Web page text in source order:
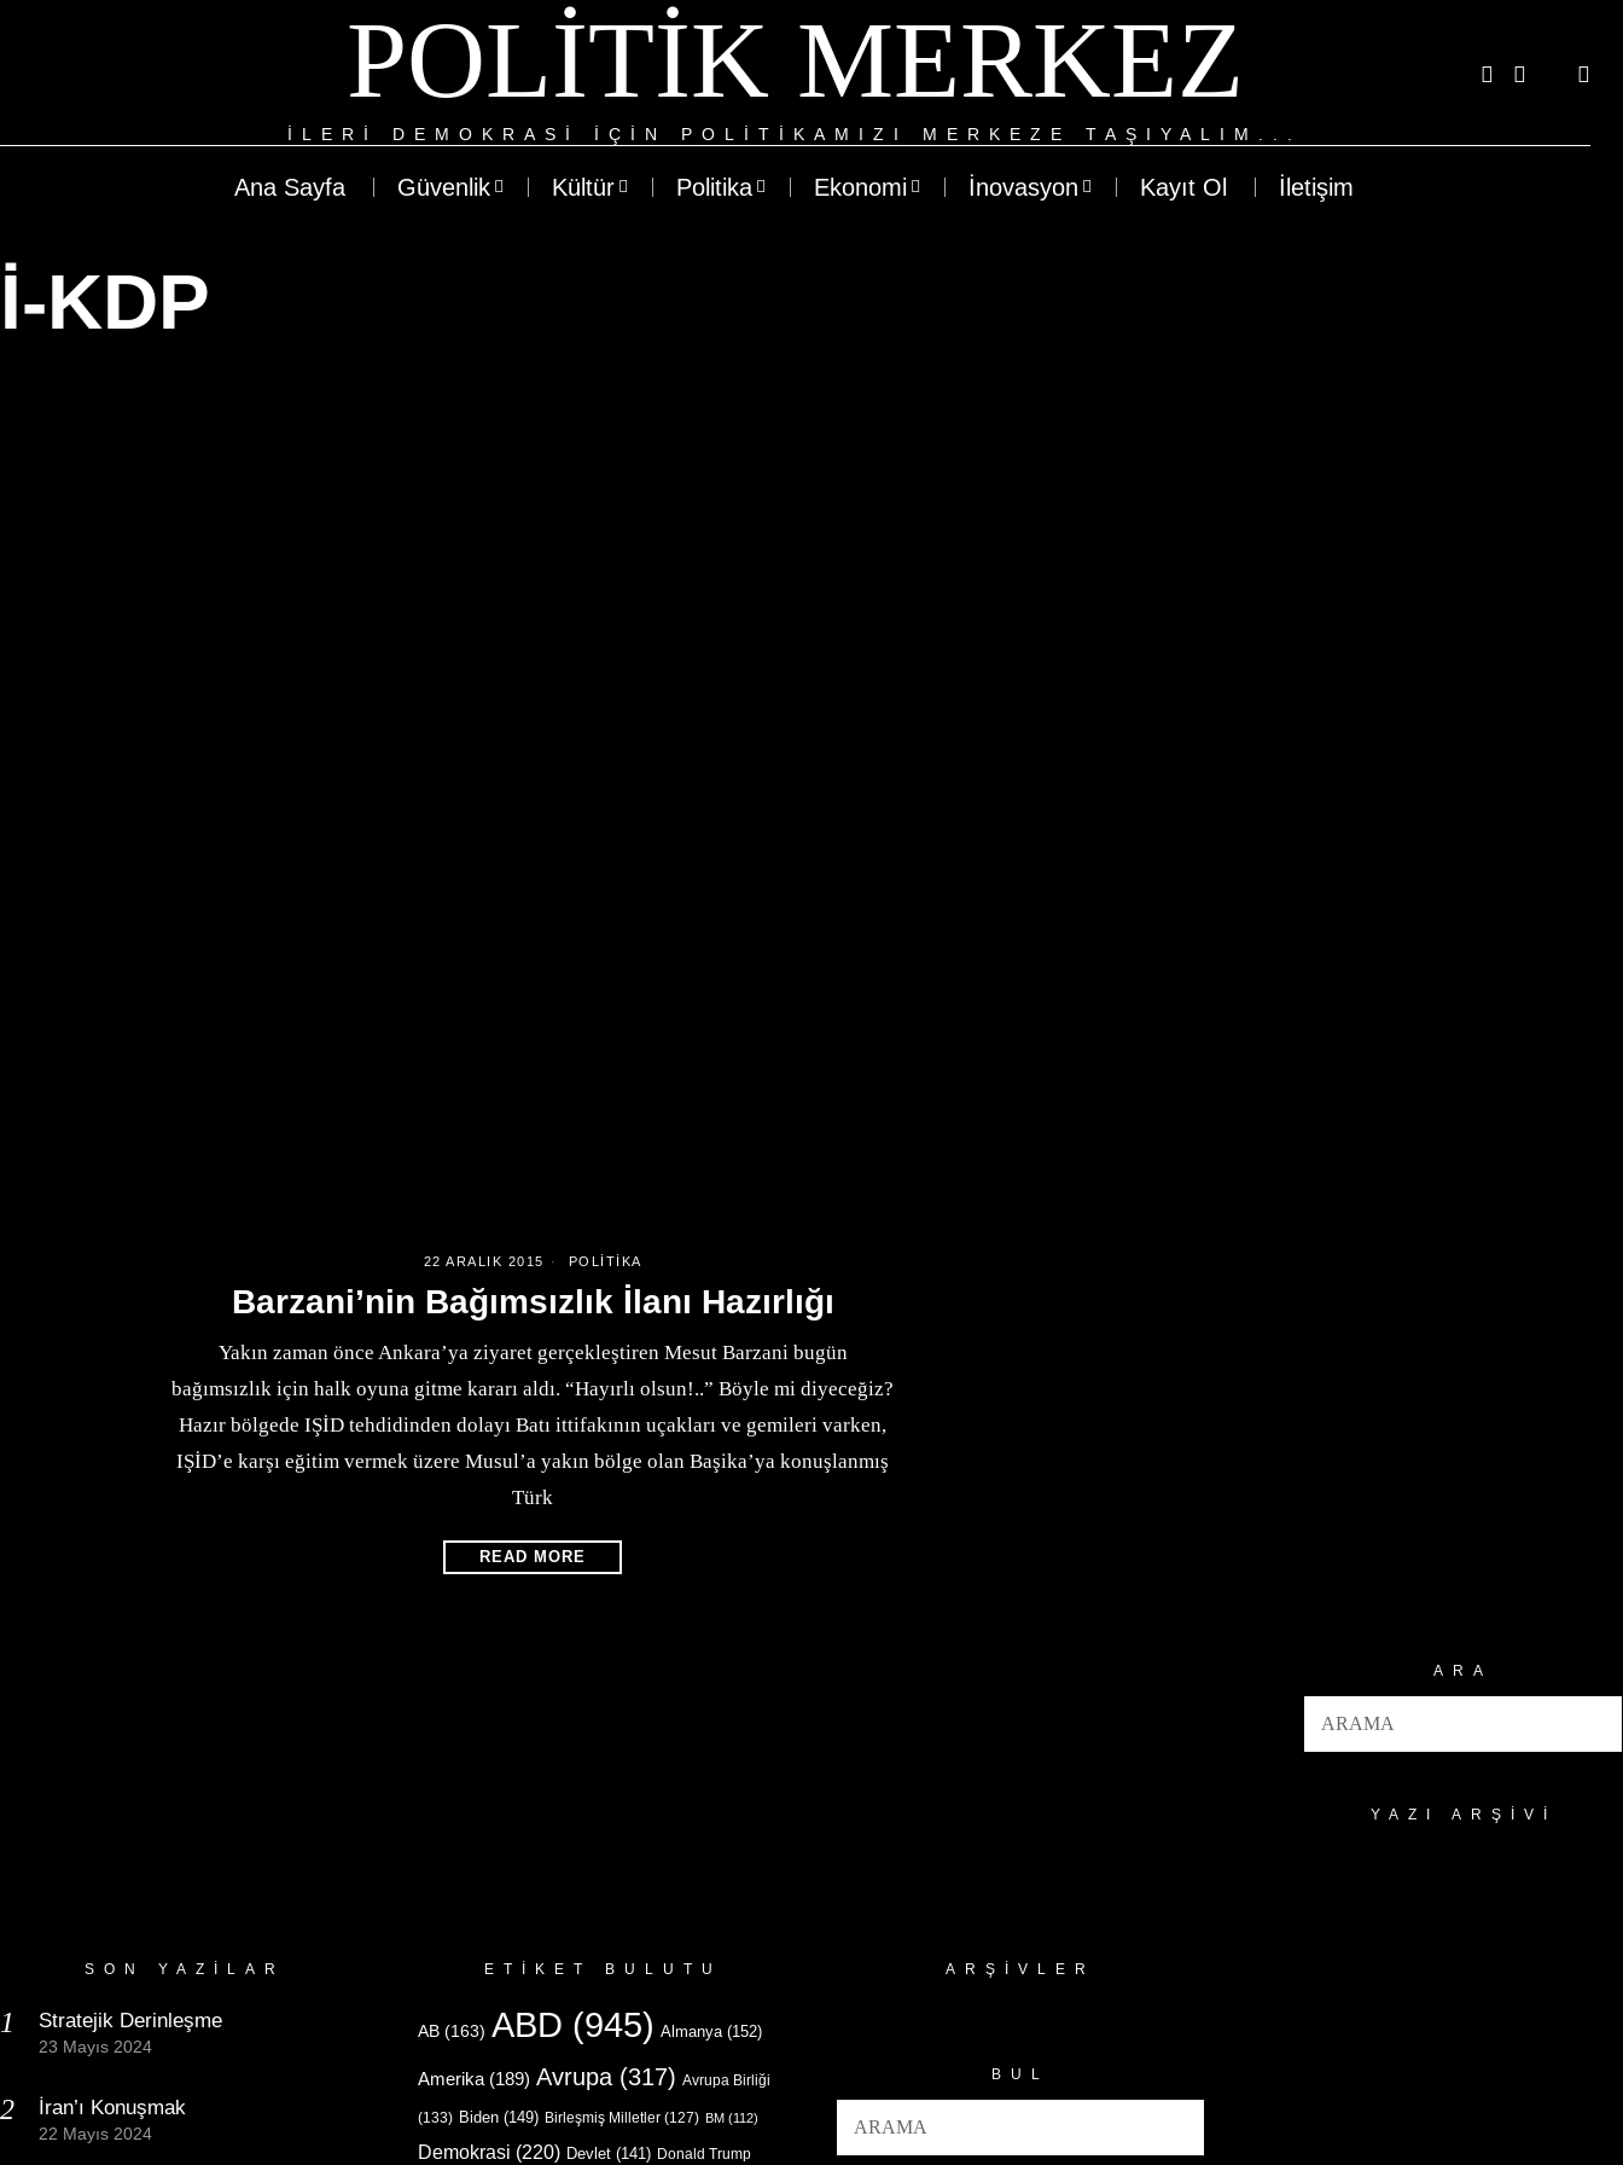
POLITIK MERKEZ
ILERI DEMOKRASI IÇIN POLITIKAMIZI MERKEZE TAŞIYALIM...
Ana Sayfa Güvenlik Kültür Politika Ekonomi İnovasyon Kayıt Ol İletişim
İ-KDP
22 ARALIK 2015 POLITIKA
Barzani’nin Bağımsızlık İlanı Hazırlığı
Yakın zaman önce Ankara’ya ziyaret gerçekleştiren Mesut Barzani bugün
bağımsızlık için halk oyuna gitme kararı aldı. “Hayırlı olsun!..” Böyle mi diyeceğiz?
Hazır bölgede IŞİD tehdidinden dolayı Batı ittifakının uçakları ve gemileri varken,
IŞİD’e karşı eğitim vermek üzere Musul’a yakın bölge olan Başika’ya konuşlanmış
Türk
READ MORE
ARA
YAZI ARŞIVI
SON YAZILAR
Stratejik Derinleşme
23 Mayıs 2024
İran’ı Konuşmak
22 Mayıs 2024
ETIKET BULUTU
AB (163) ABD (945) Almanya(152)
Amerika (189) Avrupa (317) Avrupa Birliği
(133) Biden (149) Birleşmiş Milletler (127) BM (112)
Demokrasi (220) Devlet (141) Donald Trump
ARŞIVLER
BUL